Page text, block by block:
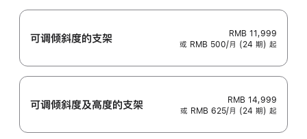
可调倾斜度的支架
RMB 11,999
或 RMB 500/月 (24 期) 起
可调倾斜度及高‍度的支‍架
RMB 14,999
或 RMB 625/月 (24 期) 起